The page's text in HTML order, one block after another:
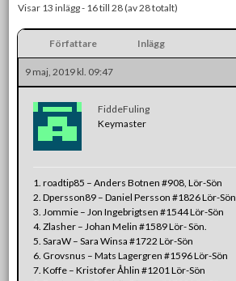
Visar 13 inlägg - 16 till 28 (av 28 totalt)
Författare Inlägg
9 maj, 2019 kl. 09:47
FiddeFuling
Keymaster
1. roadtip85 – Anders Botnen #908, Lör-Sön
2. Dpersson89 – Daniel Persson #1826 Lör-Sön
3. Jommie – Jon Ingebrigtsen #1544 Lör-Sön
4. Zlasher – Johan Melin #1589 Lör- Sön.
5. SaraW – Sara Winsa #1722 Lör-Sön
6. Grovsnus – Mats Lagergren #1596 Lör-Sön
7. Koffe – Kristofer Åhlin #1201 Lör-Sön